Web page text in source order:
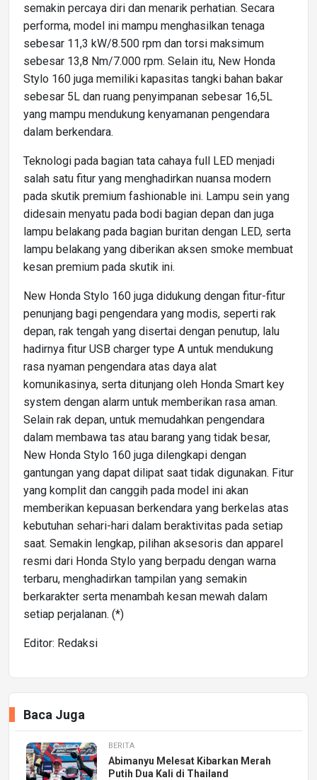
semakin percaya diri dan menarik perhatian. Secara
performa, model ini mampu menghasilkan tenaga
sebesar 11,3 kW/8.500 rpm dan torsi maksimum
sebesar 13,8 Nm/7.000 rpm. Selain itu, New Honda
Stylo 160 juga memiliki kapasitas tangki bahan bakar
sebesar 5L dan ruang penyimpanan sebesar 16,5L
yang mampu mendukung kenyamanan pengendara
dalam berkendara.
Teknologi pada bagian tata cahaya full LED menjadi
salah satu fitur yang menghadirkan nuansa modern
pada skutik premium fashionable ini. Lampu sein yang
didesain menyatu pada bodi bagian depan dan juga
lampu belakang pada bagian buritan dengan LED, serta
lampu belakang yang diberikan aksen smoke membuat
kesan premium pada skutik ini.
New Honda Stylo 160 juga didukung dengan fitur-fitur
penunjang bagi pengendara yang modis, seperti rak
depan, rak tengah yang disertai dengan penutup, lalu
hadirnya fitur USB charger type A untuk mendukung
rasa nyaman pengendara atas daya alat
komunikasinya, serta ditunjang oleh Honda Smart key
system dengan alarm untuk memberikan rasa aman.
Selain rak depan, untuk memudahkan pengendara
dalam membawa tas atau barang yang tidak besar,
New Honda Stylo 160 juga dilengkapi dengan
gantungan yang dapat dilipat saat tidak digunakan. Fitur
yang komplit dan canggih pada model ini akan
memberikan kepuasan berkendara yang berkelas atas
kebutuhan sehari-hari dalam beraktivitas pada setiap
saat. Semakin lengkap, pilihan aksesoris dan apparel
resmi dari Honda Stylo yang berpadu dengan warna
terbaru, menghadirkan tampilan yang semakin
berkarakter serta menambah kesan mewah dalam
setiap perjalanan. (*)
Editor: Redaksi
Baca Juga
BERITA
Abimanyu Melesat Kibarkan Merah
Putih Dua Kali di Thailand